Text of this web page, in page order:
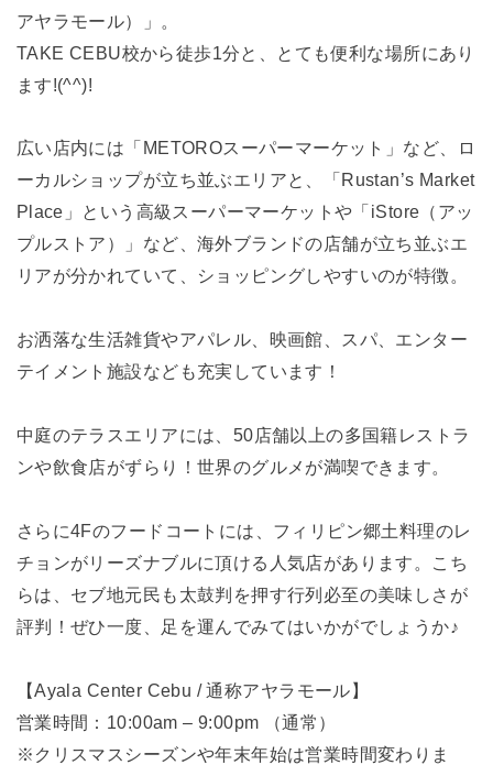
アヤラモール）」。
TAKE CEBU校から徒歩1分と、とても便利な場所にあり
ます!(^^)!
広い店内には「METOROスーパーマーケット」など、ロ
ーカルショップが立ち並ぶエリアと、「Rustan’s Market
Place」という高級スーパーマーケットや「iStore（アッ
プルストア）」など、海外ブランドの店舗が立ち並ぶエ
リアが分かれていて、ショッピングしやすいのが特徴。
お洒落な生活雑貨やアパレル、映画館、スパ、エンター
テイメント施設なども充実しています！
中庭のテラスエリアには、50店舗以上の多国籍レストラ
ンや飲食店がずらり！世界のグルメが満喫できます。
さらに4Fのフードコートには、フィリピン郷土料理のレ
チョンがリーズナブルに頂ける人気店があります。こち
らは、セブ地元民も太鼓判を押す行列必至の美味しさが
評判！ぜひ一度、足を運んでみてはいかがでしょうか♪
【Ayala Center Cebu / 通称アヤラモール】
営業時間：10:00am – 9:00pm （通常）
※クリスマスシーズンや年末年始は営業時間変わりま